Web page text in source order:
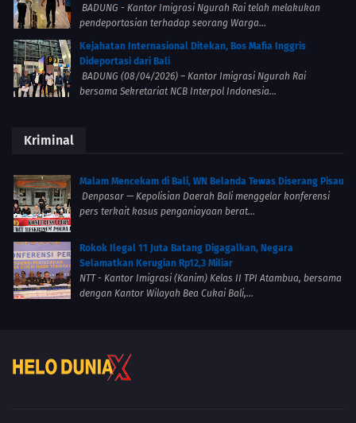
BADUNG - Kantor Imigrasi Ngurah Rai telah melakukan
pendeportasian terhadap seorang Warga...
Kejahatan Internasional Ditekan, Bos Mafia Inggris
Dideportasi dari Bali
BADUNG (08/04/2026) – Kantor Imigrasi Ngurah Rai
bersama Sekretariat NCB Interpol Indonesia...
Kriminal
Malam Mencekam di Bali, WN Belanda Tewas Diserang Pisau
Denpasar — Kepolisian Daerah Bali menggelar konferensi
pers terkait kasus penganiayaan berat...
Rokok Ilegal 11 Juta Batang Digagalkan, Negara
Selamatkan Kerugian Rp12,3 Miliar
NTT - Kantor Imigrasi (Kanim) Kelas II TPI Atambua, bersama
dengan Kantor Wilayah Bea Cukai Bali,...